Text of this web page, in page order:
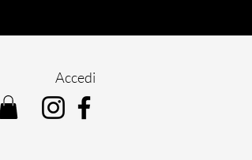
Accedi